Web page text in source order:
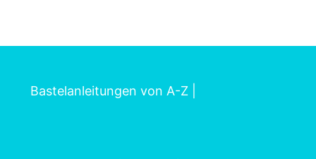
Bastelanleitungen von A-Z|